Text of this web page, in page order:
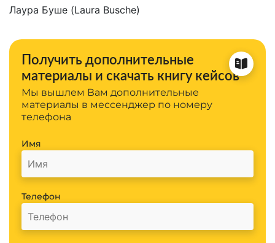
Лаура Буше (Laura Busche)
Получить дополнительные
материалы и скачать книгу кейсов
Мы вышлем Вам дополнительные
материалы в мессенджер по номеру
телефона
Имя
Телефон